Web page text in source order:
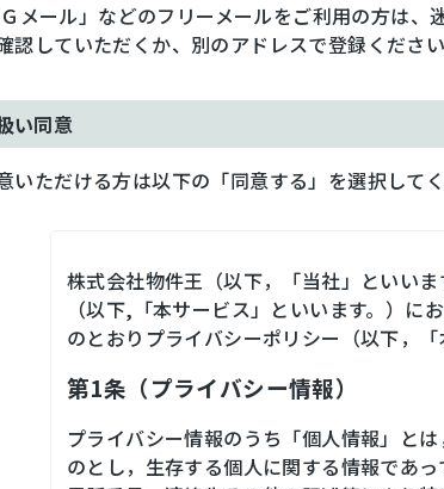
メール」などのフリーメールをご利用の方は
認していただくか、別のアドレスで登録ください
い同意
いただける方は以下の「同意する」を選択してく
株式会社物件王（以下，「当社」といい
（以下,「本サービス」といいます。）
のとおりプライバシーポリシー（以下，
第1条（プライバシー情報）
プライバシー情報のうち「個人情報」と
のとし，生存する個人に関する情報であ